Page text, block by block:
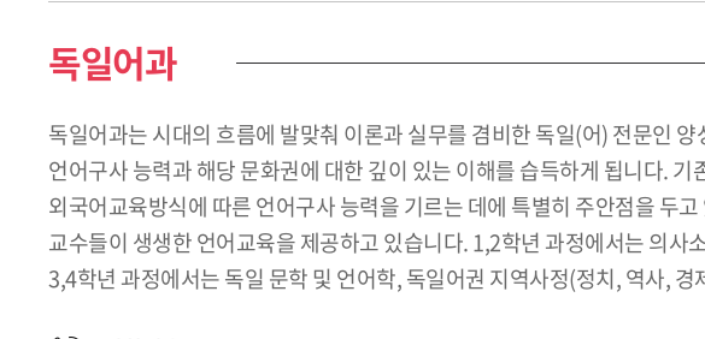
독일어과
독일어과는 시대의 흐름에 발맞춰 이론과 실무를 겸비한 독일(어) 전문인
언어구사 능력과 해당 문화권에 대한 깊이 있는 이해를 습득하게 됩니다.
외국어교육방식에 따른 언어구사 능력을 기르는 데에 특별히 주안점을 두
교수들이 생생한 언어교육을 제공하고 있습니다. 1,2학년 과정에서는 의
3,4학년 과정에서는 독일 문학 및 언어학, 독일어권 지역사정(정치, 역사,